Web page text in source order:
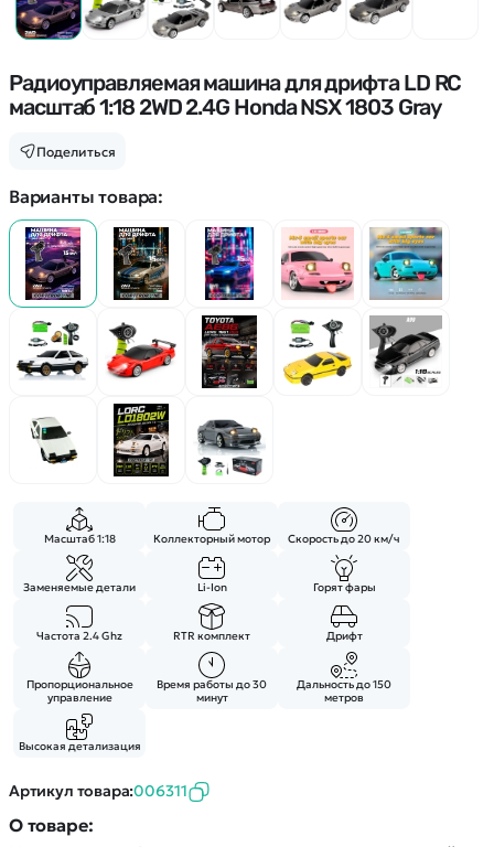
Радиоуправляемая машина для дрифта LD RC
масштаб 1:18 2WD 2.4G Honda NSX 1803 Gray
Поделиться
Варианты товара:
Масштаб 1:18 Коллекторный мотор Скорость до 20 км/ч
Заменяемые детали Li-Ion Горят фары
Частота 2.4 Ghz RTR комплект Дрифт
Пропорциональное
управление
Время работы до 30
минут
Дальность до 150
метров
Высокая детализация
Артикул товара:006311
О товаре:
Вертолеты
Катера
Самолеты
Детские электромобили
Спецтехника
Железные дороги
Конструкторы
Запчасти для моделей
Блог
Статьи про беспилотники
Обзор квадрокоптеров
Аренда Квадрокоптеров
Оплата и доставка
Помощь
Отследить заказ